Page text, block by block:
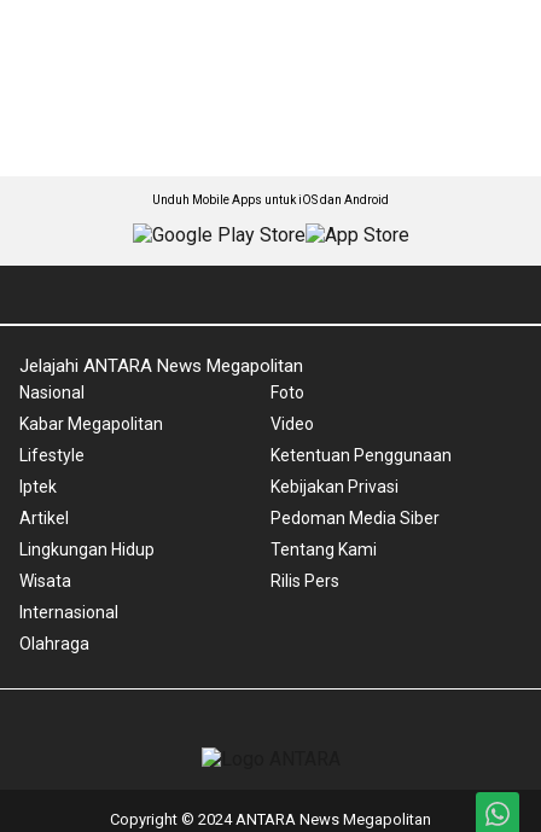
Unduh Mobile Apps untuk iOS dan Android
Jelajahi ANTARA News Megapolitan
Nasional
Kabar Megapolitan
Lifestyle
Iptek
Artikel
Lingkungan Hidup
Wisata
Internasional
Olahraga
Foto
Video
Ketentuan Penggunaan
Kebijakan Privasi
Pedoman Media Siber
Tentang Kami
Rilis Pers
Copyright © 2024 ANTARA News Megapolitan